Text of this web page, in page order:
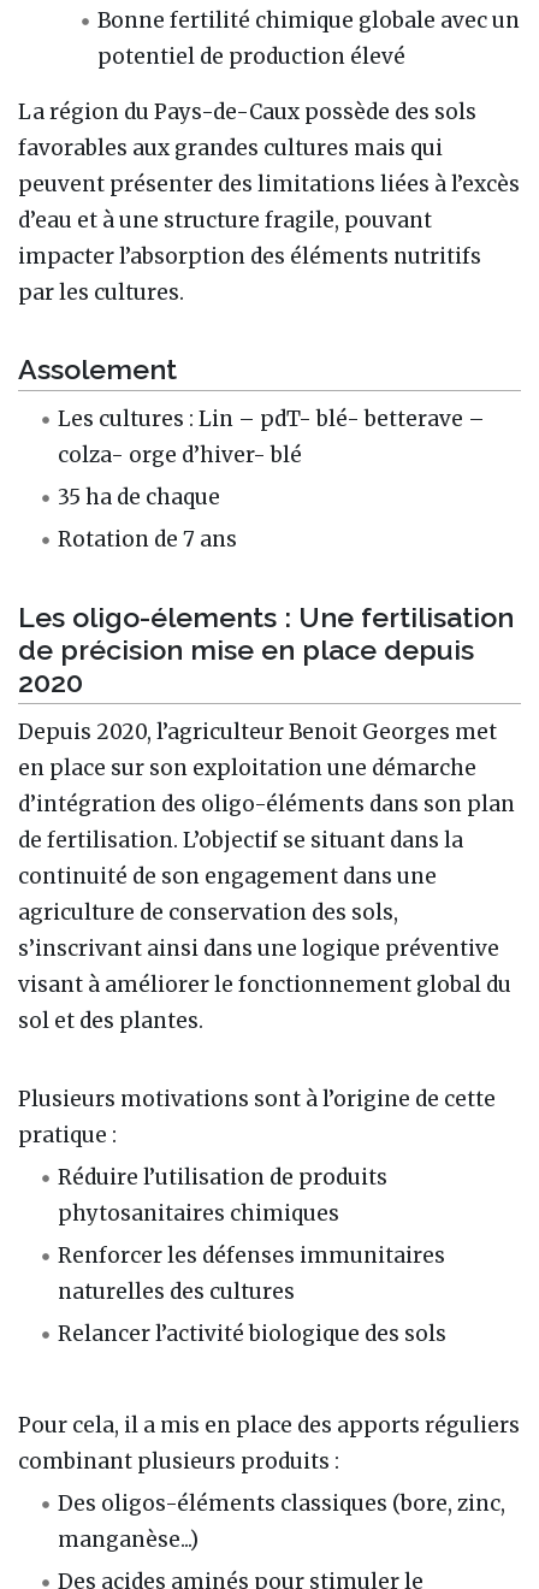
Bonne fertilité chimique globale avec un
potentiel de production élevé
La région du Pays-de-Caux possède des sols
favorables aux grandes cultures mais qui
peuvent présenter des limitations liées à l’excès
d’eau et à une structure fragile, pouvant
impacter l’absorption des éléments nutritifs
par les cultures.
Assolement
Les cultures : Lin – pdT- blé- betterave –
colza- orge d’hiver- blé
35 ha de chaque
Rotation de 7 ans
Les oligo-élements : Une fertilisation
de précision mise en place depuis
2020
Depuis 2020, l’agriculteur Benoit Georges met
en place sur son exploitation une démarche
d’intégration des oligo-éléments dans son plan
de fertilisation. L’objectif se situant dans la
continuité de son engagement dans une
agriculture de conservation des sols,
s’inscrivant ainsi dans une logique préventive
visant à améliorer le fonctionnement global du
sol et des plantes.
Plusieurs motivations sont à l’origine de cette
pratique :
Réduire l’utilisation de produits
phytosanitaires chimiques
Renforcer les défenses immunitaires
naturelles des cultures
Relancer l’activité biologique des sols
Pour cela, il a mis en place des apports réguliers
combinant plusieurs produits :
Des oligos-éléments classiques (bore, zinc,
manganèse...)
Des acides aminés pour stimuler le